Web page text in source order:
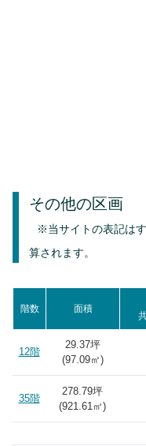
その他の区画
※当サイトの表記は
算されます。
階数 面積
12階
29.37坪
(97.09㎡)
35階
278.79坪
(921.61㎡)